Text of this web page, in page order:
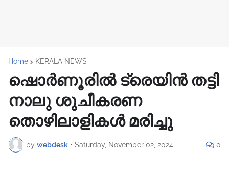
Home KERALA NEWS
ഷൊർണൂരിൽ ട്രെയിൻ തട്ടി
നാലു ശുചീകരണ
തൊഴിലാളികൾ മരിച്ചു
by webdesk • Saturday, November 02, 2024 0